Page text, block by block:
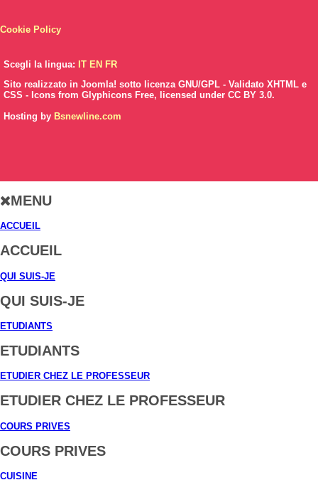
Cookie Policy
Scegli la lingua: IT EN FR
Sito realizzato in Joomla! sotto licenza GNU/GPL - Validato XHTML e
CSS - Icons from Glyphicons Free, licensed under CC BY 3.0.
Hosting by Bsnewline.com
MENU
ACCUEIL
ACCUEIL
QUI SUIS-JE
QUI SUIS-JE
ETUDIANTS
ETUDIANTS
ETUDIER CHEZ LE PROFESSEUR
ETUDIER CHEZ LE PROFESSEUR
COURS PRIVES
COURS PRIVES
CUISINE